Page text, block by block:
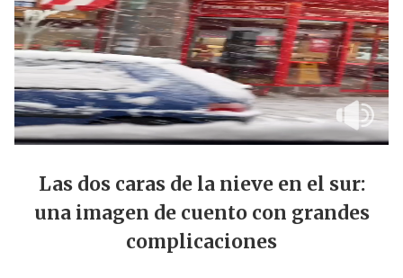
Las dos caras de la nieve en el sur:
una imagen de cuento con grandes
complicaciones